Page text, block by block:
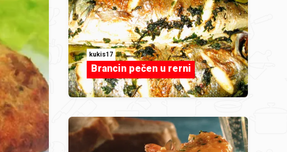
kukis17
Brancin pečen u rerni